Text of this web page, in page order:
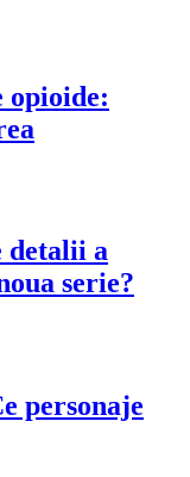
opioide:
detalii a
serie?
personaje